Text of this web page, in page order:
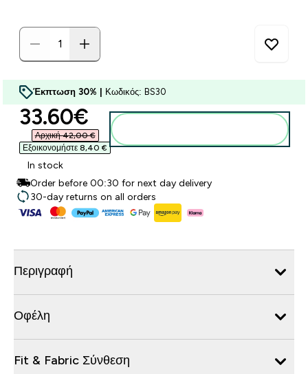
Έκπτωση 30% | Κωδικός: BS30
discounted price
33.60€‎
Αρχική 42,00 €‎
Εξοικονομήστε 8,40 €‎
In stock
Order before 00:30 for next day delivery
30-day returns on all orders
Περιγραφή
Οφέλη
Fit & Fabric Σύνθεση